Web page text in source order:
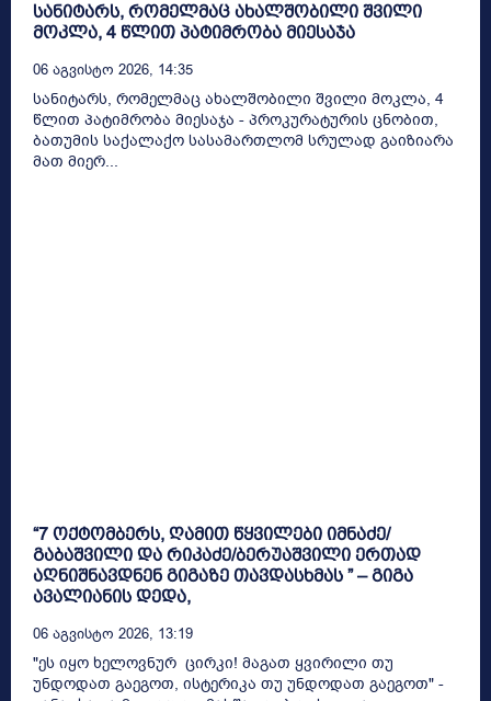
სანიტარს, რომელმაც ახალშობილი შვილი
მოკლა, 4 წლით პატიმრობა მიესაჯა
06 Აგვისტო 2026, 14:35
სანიტარს, რომელმაც ახალშობილი შვილი მოკლა, 4
წლით პატიმრობა მიესაჯა - პროკურატურის ცნობით,
ბათუმის საქალაქო სასამართლომ სრულად გაიზიარა
მათ მიერ...
“7 ოქტომბერს, ღამით წყვილები იმნაძე/
გაბაშვილი და რიკაძე/ბერუაშვილი ერთად
აღნიშნავდნენ გიგაზე თავდასხმას ” – გიგა
ავალიანის დედა,
06 Აგვისტო 2026, 13:19
"ეს იყო ხელოვნურ ცირკი! მაგათ ყვირილი თუ
უნდოდათ გაეგოთ, ისტერიკა თუ უნდოდათ გაეგოთ" -